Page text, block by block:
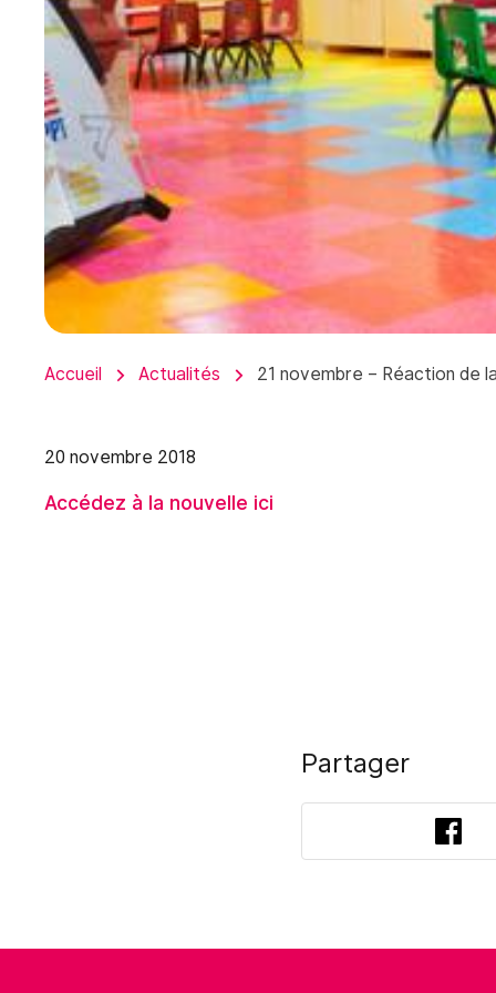
Accueil Actualités 21 novembre – Réaction de
20 novembre 2018
Accédez à la nouvelle ici
Partager